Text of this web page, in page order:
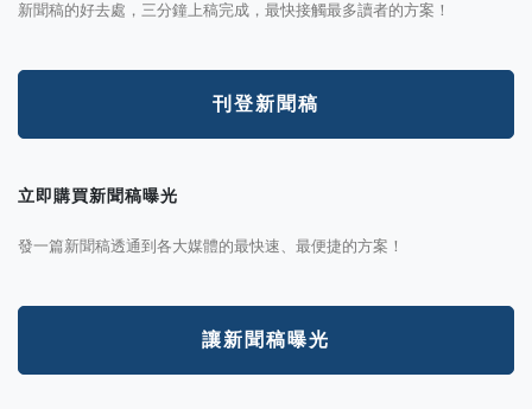
新聞稿的好去處，三分鐘上稿完成，最快接觸最多讀者的方案！
刊登新聞稿
立即購買新聞稿曝光
發一篇新聞稿透通到各大媒體的最快速、最便捷的方案！
讓新聞稿曝光